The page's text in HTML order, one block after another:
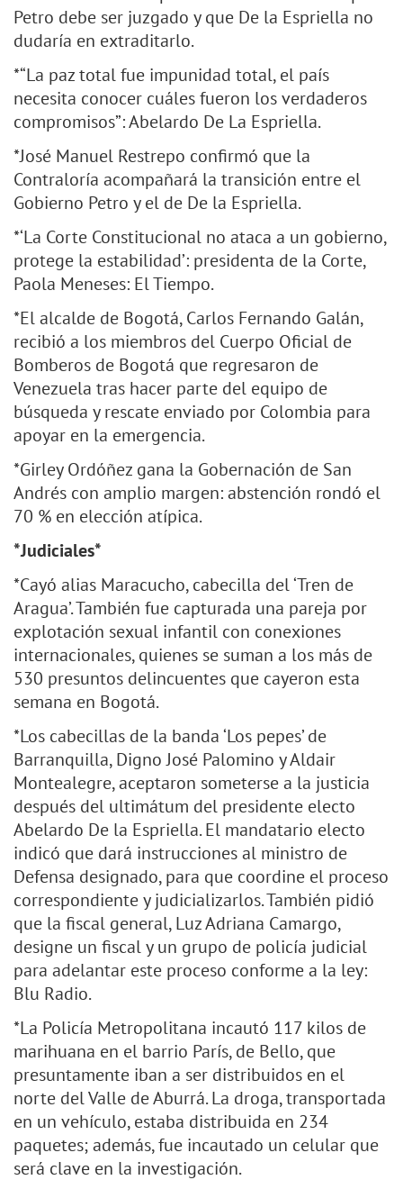
Petro debe ser juzgado y que De la Espriella no
dudaría en extraditarlo.
*“La paz total fue impunidad total, el país
necesita conocer cuáles fueron los verdaderos
compromisos”: Abelardo De La Espriella.
*José Manuel Restrepo confirmó que la
Contraloría acompañará la transición entre el
Gobierno Petro y el de De la Espriella.
*‘La Corte Constitucional no ataca a un gobierno,
protege la estabilidad’: presidenta de la Corte,
Paola Meneses: El Tiempo.
*El alcalde de Bogotá, Carlos Fernando Galán,
recibió a los miembros del Cuerpo Oficial de
Bomberos de Bogotá que regresaron de
Venezuela tras hacer parte del equipo de
búsqueda y rescate enviado por Colombia para
apoyar en la emergencia.
*Girley Ordóñez gana la Gobernación de San
Andrés con amplio margen: abstención rondó el
70 % en elección atípica.
*Judiciales*
*Cayó alias Maracucho, cabecilla del ‘Tren de
Aragua’. También fue capturada una pareja por
explotación sexual infantil con conexiones
internacionales, quienes se suman a los más de
530 presuntos delincuentes que cayeron esta
semana en Bogotá.
*Los cabecillas de la banda ‘Los pepes’ de
Barranquilla, Digno José Palomino y Aldair
Montealegre, aceptaron someterse a la justicia
después del ultimátum del presidente electo
Abelardo De la Espriella. El mandatario electo
indicó que dará instrucciones al ministro de
Defensa designado, para que coordine el proceso
correspondiente y judicializarlos. También pidió
que la fiscal general, Luz Adriana Camargo,
designe un fiscal y un grupo de policía judicial
para adelantar este proceso conforme a la ley:
Blu Radio.
*La Policía Metropolitana incautó 117 kilos de
marihuana en el barrio París, de Bello, que
presuntamente iban a ser distribuidos en el
norte del Valle de Aburrá. La droga, transportada
en un vehículo, estaba distribuida en 234
paquetes; además, fue incautado un celular que
será clave en la investigación.